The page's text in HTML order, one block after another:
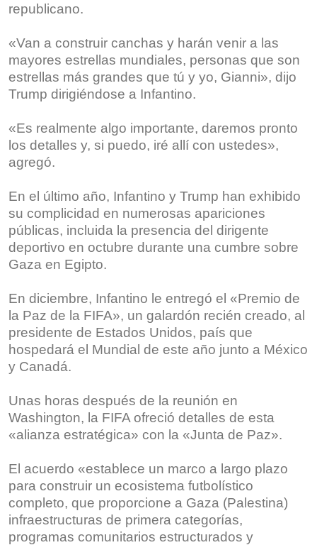
republicano.
«Van a construir canchas y harán venir a las
mayores estrellas mundiales, personas que son
estrellas más grandes que tú y yo, Gianni», dijo
Trump dirigiéndose a Infantino.
«Es realmente algo importante, daremos pronto
los detalles y, si puedo, iré allí con ustedes»,
agregó.
En el último año, Infantino y Trump han exhibido
su complicidad en numerosas apariciones
públicas, incluida la presencia del dirigente
deportivo en octubre durante una cumbre sobre
Gaza en Egipto.
En diciembre, Infantino le entregó el «Premio de
la Paz de la FIFA», un galardón recién creado, al
presidente de Estados Unidos, país que
hospedará el Mundial de este año junto a México
y Canadá.
Unas horas después de la reunión en
Washington, la FIFA ofreció detalles de esta
«alianza estratégica» con la «Junta de Paz».
El acuerdo «establece un marco a largo plazo
para construir un ecosistema futbolístico
completo, que proporcione a Gaza (Palestina)
infraestructuras de primera categorías,
programas comunitarios estructurados y